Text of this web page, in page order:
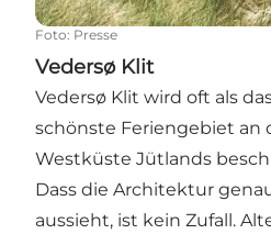
Foto: Presse
Vedersø Klit
Vedersø Klit wird oft als
schönste Feriengebiet an
Westküste Jütlands
Dass die Architektur
aussieht, ist kein Zufall.